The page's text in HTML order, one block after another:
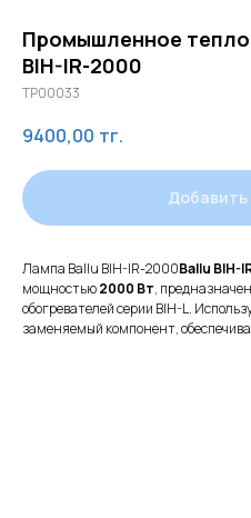
Промышленное
BIH-IR-2000
TP00033
9400,00 тг.
Добавить
Лампа Ballu BIH-IR-2000Ballu BIH-
мощностью2000 Вт,
обогревателей серии BIH-L.
заменяемый компонент,
Оказываем